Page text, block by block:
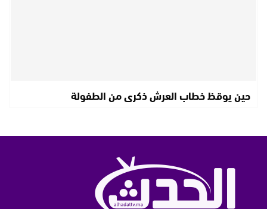
حين يوقظ خطاب العرش ذكرى من الطفولة